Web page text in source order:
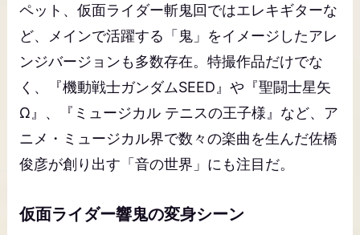
ペット、仮面ライダー斬鬼回ではエレキギターな
ど、メインで活躍する「鬼」をイメージしたアレ
ンジバージョンも多数存在。特撮作品だけでな
く、『機動戦士ガンダムSEED』や『聖闘士星矢
Ω』、『ミュージカル テニスの王子様』など、ア
ニメ・ミュージカル界で数々の楽曲を生んだ佐橋
俊彦が創り出す「音の世界」にも注目だ。
仮面ライダー響鬼の変身シーン